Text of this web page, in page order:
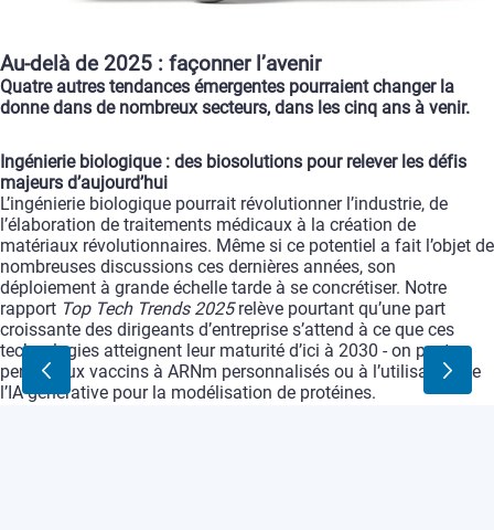
Au-delà de 2025 : façonner l’avenir
Quatre autres tendances émergentes pourraient changer la
donne dans de nombreux secteurs, dans les cinq ans à venir.
Ingénierie biologique : des biosolutions pour relever les défis
majeurs d’aujourd’hui
L’ingénierie biologique pourrait révolutionner l’industrie, de
l’élaboration de traitements médicaux à la création de
matériaux révolutionnaires. Même si ce potentiel a fait l’objet de
nombreuses discussions ces dernières années, son
déploiement à grande échelle tarde à se concrétiser. Notre
rapport Top Tech Trends 2025 relève pourtant qu’une part
croissante des dirigeants d’entreprise s’attend à ce que ces
technologies atteignent leur maturité d’ici à 2030 - on peut
penser
aux vaccins à ARNm personnalisés ou à l’utilisation
de
l’IA générative pour la modélisation de protéines.